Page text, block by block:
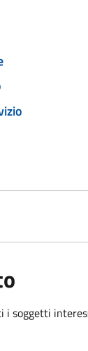
soggetti